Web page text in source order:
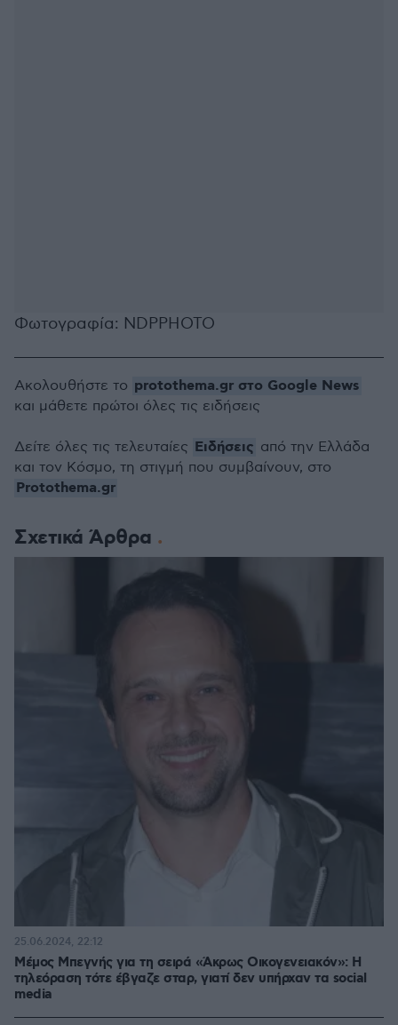
Φωτογραφία: NDPPHOTO
Σχετικά Άρθρα
Μέμος Μπεγνής για τη σειρά «Άκρως Οικογενειακόν»: Η
τηλεόραση τότε έβγαζε σταρ, γιατί δεν υπήρχαν τα social
media
25.06.2024, 22:12
Ακολουθήστε το protothema.gr στο Google News
και μάθετε πρώτοι όλες τις ειδήσεις
Δείτε όλες τις τελευταίες Ειδήσεις από την Ελλάδα
και τον Κόσμο, τη στιγμή που συμβαίνουν, στο
Protothema.gr